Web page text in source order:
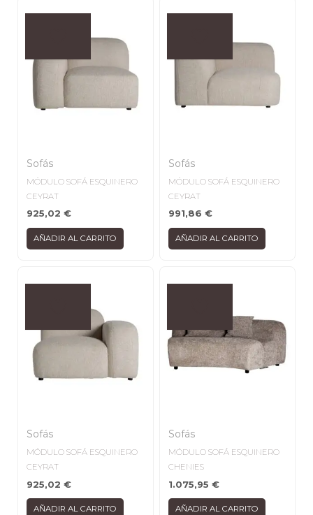
Sofás
MÓDULO SOFÁ ESQUINERO
CEYRAT
925,02€
AÑADIR AL CARRITO
Sofás
MÓDULO SOFÁ ESQUINERO
CEYRAT
991,86 €
AÑADIR AL CARRITO
Sofás
MÓDULO SOFÁ ESQUINERO
CEYRAT
925,02€
AÑADIR AL CARRITO
Sofás
MÓDULO SOFÁ ESQUINERO
CHENIES
1.075,95 €
AÑADIR AL CARRITO